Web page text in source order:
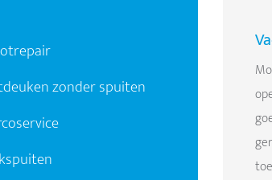
zonder spuiten